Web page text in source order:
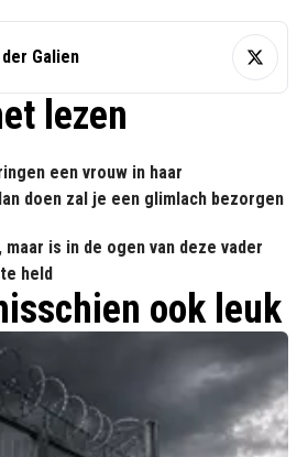
Galien
lezen
een vrouw in haar
doen zal je een glimlach bezorgen
is in de ogen van deze vader
held
ook leuk